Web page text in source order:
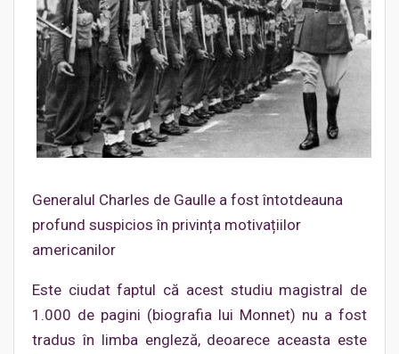
Generalul Charles de Gaulle a fost întotdeauna
profund suspicios în privința motivațiilor
americanilor
Este ciudat faptul că acest studiu magistral de
1.000 de pagini (biografia lui Monnet) nu a fost
tradus în limba engleză, deoarece aceasta este